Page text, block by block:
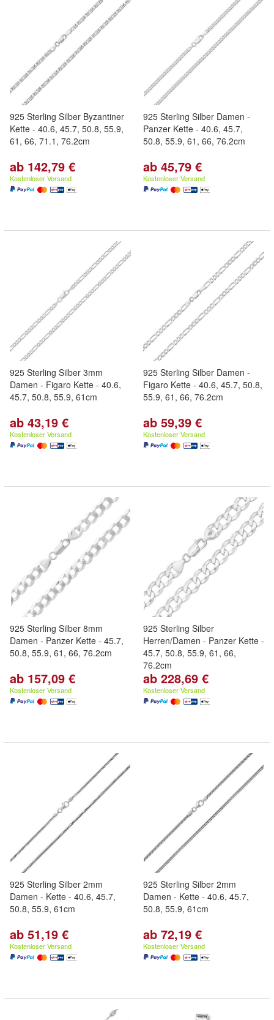
925 Sterling Silber Byzantiner
Kette - 40.6, 45.7, 50.8, 55.9,
61, 66, 71.1, 76.2cm
ab 142,79 €
Kostenloser Versand
925 Sterling Silber Damen -
Panzer Kette - 40.6, 45.7,
50.8, 55.9, 61, 66, 76.2cm
ab 45,79 €
Kostenloser Versand
925 Sterling Silber 3mm
Damen - Figaro Kette - 40.6,
45.7, 50.8, 55.9, 61cm
ab 43,19 €
Kostenloser Versand
925 Sterling Silber Damen -
Figaro Kette - 40.6, 45.7, 50.8,
55.9, 61, 66, 76.2cm
ab 59,39 €
Kostenloser Versand
925 Sterling Silber 8mm
Damen - Panzer Kette - 45.7,
50.8, 55.9, 61, 66, 76.2cm
ab 157,09 €
Kostenloser Versand
925 Sterling Silber
Herren/Damen - Panzer Kette -
45.7, 50.8, 55.9, 61, 66,
76.2cm
ab 228,69 €
Kostenloser Versand
925 Sterling Silber 2mm
Damen - Kette - 40.6, 45.7,
50.8, 55.9, 61cm
ab 51,19 €
Kostenloser Versand
925 Sterling Silber 2mm
Damen - Kette - 40.6, 45.7,
50.8, 55.9, 61cm
ab 72,19 €
Kostenloser Versand